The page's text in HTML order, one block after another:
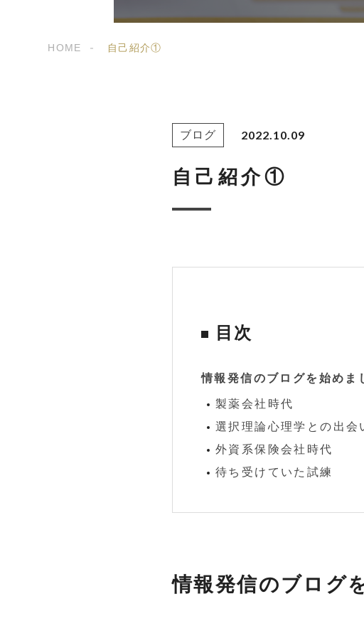
HOME 自己紹介①
ブログ 2022.10.09
自己紹介①
目次
情報発信のブログを始めま
製薬会社時代
選択理論心理学との出会
外資系保険会社時代
待ち受けていた試練
情報発信のブログ